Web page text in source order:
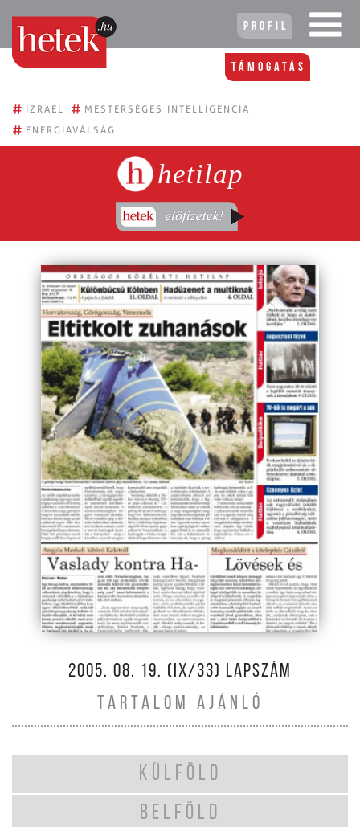
Profil
Támogatás
# IZRAEL # MESTERSÉGES INTELLIGENCIA
# ENERGIAVÁLSÁG
hetilap
2005. 08. 19. (IX/33) LAPSZÁM
TARTALOM AJÁNLÓ
KÜLFÖLD
BELFÖLD